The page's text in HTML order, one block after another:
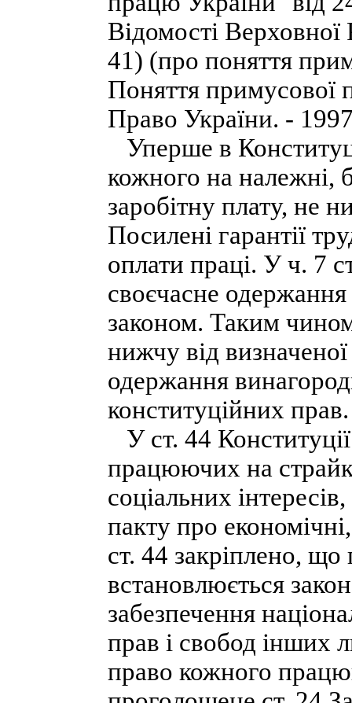
Відомості
41) (про поняття
Поняття примусової
Право України. -
Уперше в
кожного на належні,
заробітну плату, не
Посилені гарантії
оплати праці. У ч. 7
своєчасне
законом. Таким
нижчу від
одержання
конституційних прав.
У ст. 44
працюючих на страйк
соціальних
пакту про
ст. 44 закріплено, що
встановлюється
забезпечення
прав і свобод інших
право кожного